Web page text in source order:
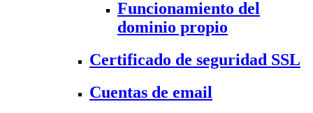
Funcionamiento del
dominio propio
Certificado de seguridad SSL
Cuentas de email